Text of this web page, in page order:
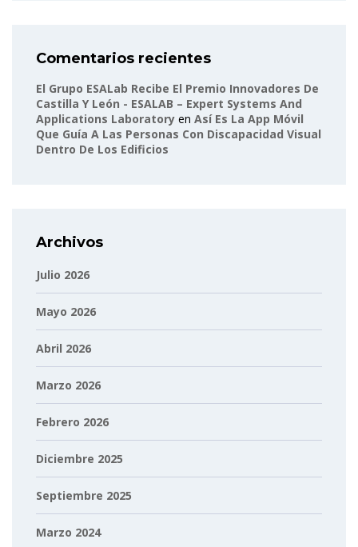
Comentarios recientes
El Grupo ESALab Recibe El Premio Innovadores De
Castilla Y León - ESALAB – Expert Systems And
Applications Laboratory en Así Es La App Móvil
Que Guía A Las Personas Con Discapacidad Visual
Dentro De Los Edificios
Archivos
Julio 2026
Mayo 2026
Abril 2026
Marzo 2026
Febrero 2026
Diciembre 2025
Septiembre 2025
Marzo 2024